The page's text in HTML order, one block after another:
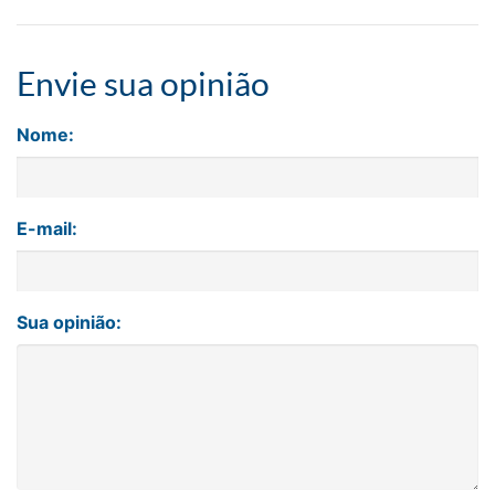
Envie sua opinião
Nome:
E-mail:
Sua opinião: